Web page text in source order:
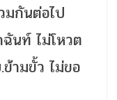
มกันต่อไป
นท์ ไม่โหวต
ามขั้ว ไม่ขอ